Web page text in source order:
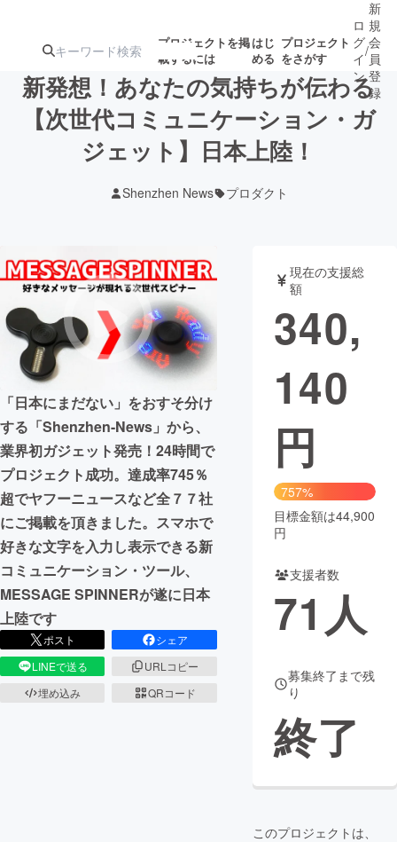
プロジェクトを掲
載するには
はじ
める
プロジェクト
をさがす
注目のリ
注目の新着プロ募集終了が近いプ
テクノロジー・ガジェット
映像・映画 書籍・雑誌
ビジネス・起業 チャレンジ
まちづくり・地域活性化
CAMPFIRE for Social Good
CAMPFIRE Creation
CAMPFIREふるさと納税
コミュニティ
ロ
グ
イ
ン
/
新
規
会
員
登
録
新発想！あなたの気持ちが伝わる
【次世代コミュニケーション・ガ
ジェット】日本上陸！
Shenzhen News プロダクト
「日本にまだない」をおすそ分け
する「Shenzhen-News」から、
業界初ガジェット発売！24時間で
プロジェクト成功。達成率745％
超でヤフーニュースなど全７７社
にご掲載を頂きました。スマホで
好きな文字を入力し表示できる新
コミュニケーション・ツール、
MESSAGE SPINNERが遂に日本
上陸です
ポスト
シェア
LINEで送る
URLコピー
埋め込み
QRコード
現在の支援総
額
340,
140
円
757%
目標金額は44,900
円
支援者数
71 人
募集終了まで残
り
終了
このプロジェクトは、